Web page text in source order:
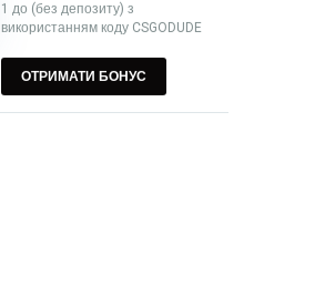
1 до (без депозиту) з
використанням коду CSGODUDE
ОТРИМАТИ БОНУС